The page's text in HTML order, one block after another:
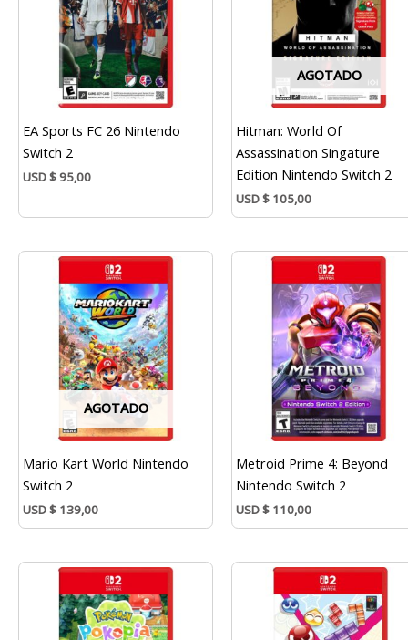
EA Sports FC 26 Nintendo
Switch 2
USD$95,00
AGOTADO
Hitman: World Of
Assassination Singature
Edition Nintendo Switch 2
USD$ 105,00
AGOTADO
Mario Kart World Nintendo
Switch 2
USD$ 139,00
Metroid Prime 4: Beyond
Nintendo Switch 2
USD$ 110,00